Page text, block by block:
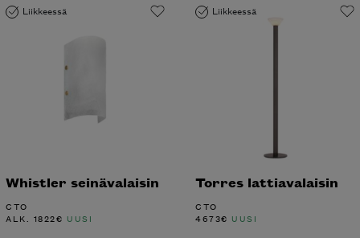
Liikkeessä
Whistler seinävalaisin
CTO
ALK. 1822€ UUSI
Liikkeessä
Torres lattiavalaisin
CTO
4673€ UUSI